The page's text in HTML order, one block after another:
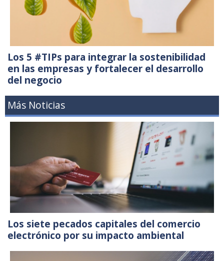
Los 5 #TIPs para integrar la sostenibilidad
en las empresas y fortalecer el desarrollo
del negocio
Más Noticias
Los siete pecados capitales del comercio
electrónico por su impacto ambiental